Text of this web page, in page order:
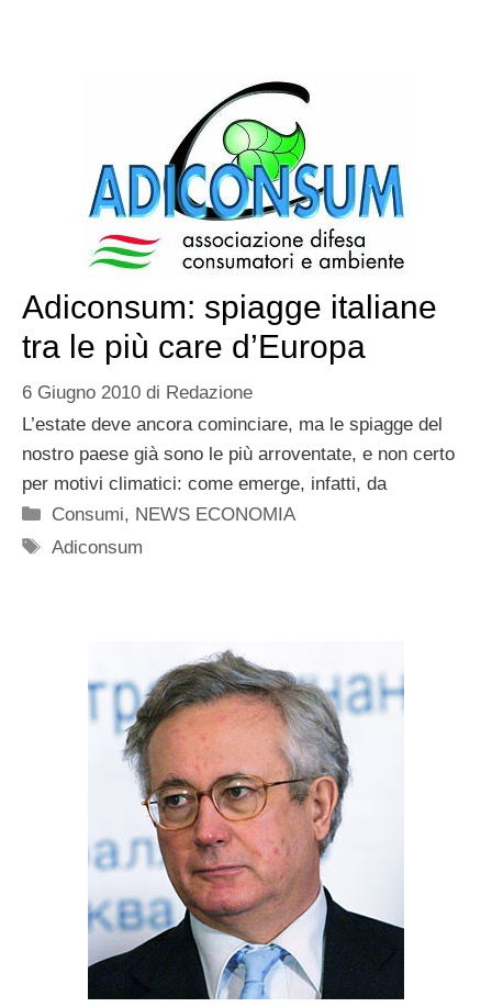
Adiconsum: spiagge italiane
tra le più care d’Europa
6 Giugno 2010 di Redazione
L’estate deve ancora cominciare, ma le spiagge del
nostro paese già sono le più arroventate, e non certo
per motivi climatici: come emerge, infatti, da
Categorie
Consumi, NEWS ECONOMIA
Tag
Adiconsum